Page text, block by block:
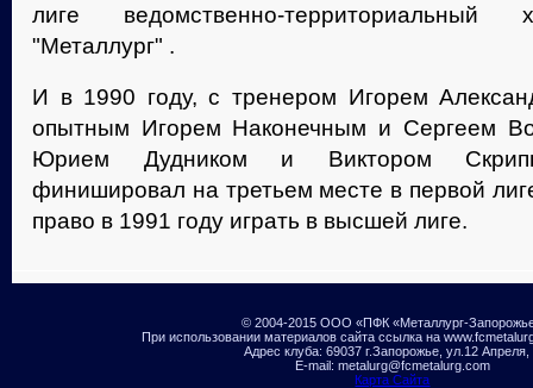
лиге ведомственно-территориальный
"Металлург" .
И в 1990 году, с тренером Игорем
опытным Игорем Наконечным и Сергеем
Юрием Дудником и Виктором
финишировал на третьем месте в первой
право в 1991 году играть в высшей лиге.
© 2004-2015 ООО «ПФК «Металлург-
При использовании материалов сайта ссылка на
Адрес клуба: 69037 г.Запорожье, ул.12 Апреля,
E-mail: metalurg@fcmetalurg.com
Карта Сайта